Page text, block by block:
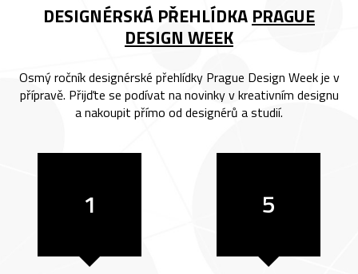
DESIGNÉRSKÁ PŘEHLÍDKA PRAGUE
DESIGN WEEK
Osmý ročník designérské přehlídky Prague Design Week je v
přípravě. Přijďte se podívat na novinky v kreativním designu
a nakoupit přímo od designérů a studií.
1 5